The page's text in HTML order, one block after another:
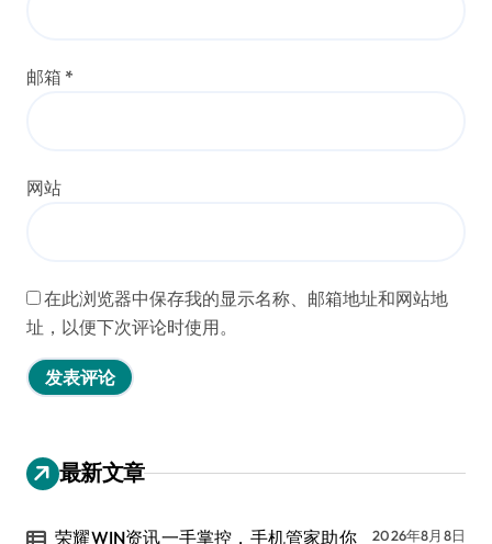
邮箱 *
网站
在此浏览器中保存我的显示名称、邮箱地址和网站地
址，以便下次评论时使用。
最新文章
荣耀WIN资讯一手掌控，手机管家助你
2026年8月8日